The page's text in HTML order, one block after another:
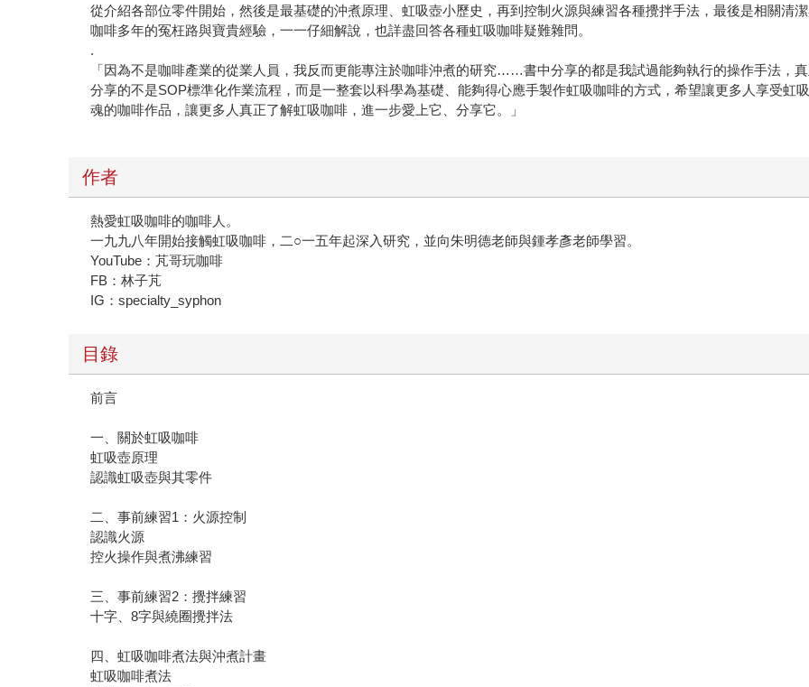
從介紹各部位零件開始，然後是最基礎的沖煮原理、虹吸壺小歷史，再到控制火源與練習各種攪拌手法，最後是相關清
咖啡多年的冤枉路與寶貴經驗，一一仔細解說，也詳盡回答各種虹吸咖啡疑難雜問。
.
「因為不是咖啡產業的從業人員，我反而更能專注於咖啡沖煮的研究……書中分享的都是我試過能夠執行的操作手法，
分享的不是SOP標準化作業流程，而是一整套以科學為基礎、能夠得心應手製作虹吸咖啡的方式，希望讓更多人享受虹
魂的咖啡作品，讓更多人真正了解虹吸咖啡，進一步愛上它、分享它。」
作者
熱愛虹吸咖啡的咖啡人。
一九九八年開始接觸虹吸咖啡，二○一五年起深入研究，並向朱明德老師與鍾孝彥老師學習。
YouTube：芃哥玩咖啡
FB：林子芃
IG：specialty_syphon
目錄
前言
一、關於虹吸咖啡
虹吸壺原理
認識虹吸壺與其零件
二、事前練習1：火源控制
認識火源
控火操作與煮沸練習
三、事前練習2：攪拌練習
十字、8字與繞圈攪拌法
四、虹吸咖啡煮法與沖煮計畫
虹吸咖啡煮法